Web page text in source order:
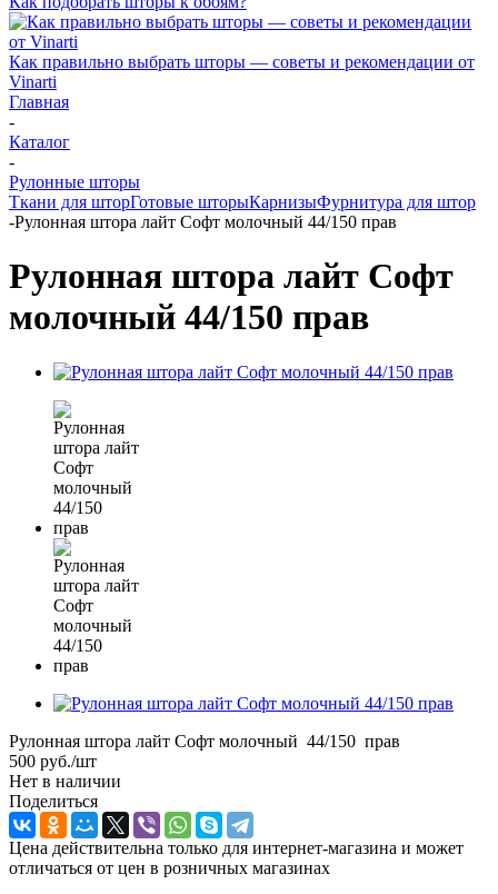
Как правильно выбрать шторы — советы и рекомендации от
Vinarti
Главная
-
Каталог
-
Рулонные шторы
Ткани для шторГотовые шторыКарнизыФурнитура для штор
-Рулонная штора лайт Софт молочный 44/150 прав
Рулонная штора лайт Софт
молочный 44/150 прав
Рулонная штора лайт Софт молочный 44/150 прав
500 руб./шт
Нет в наличии
Поделиться
Цена действительна только для интернет-магазина и может
отличаться от цен в розничных магазинах